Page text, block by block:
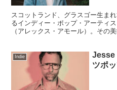
スコットランド、グラスゴー生ま
るインディー・ポップ・アーティ
（アレックス・アモール）。その
Indie
Jesse
ツポ